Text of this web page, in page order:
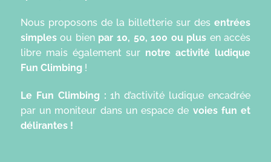
Nous proposons de la billetterie sur des entrées
simplesou bien par 10, 50, 100 ou plus en accès
libre mais également sur notre activité ludique
Fun Climbing !
Le Fun Climbing :1h d’activité ludique encadrée
par un moniteur dans un espace de voies fun et
délirantes !